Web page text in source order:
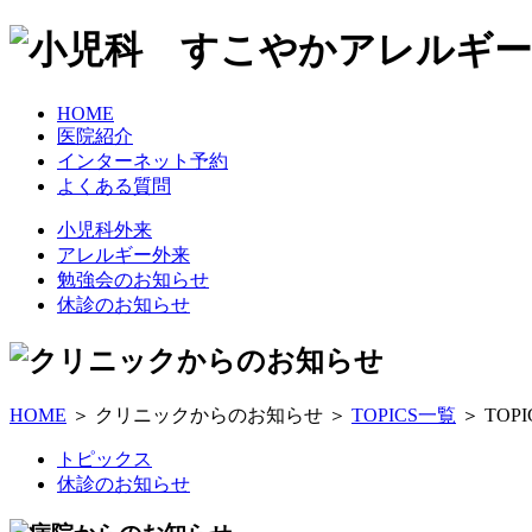
HOME
医院紹介
インターネット予約
よくある質問
小児科外来
アレルギー外来
勉強会のお知らせ
休診のお知らせ
HOME ＞ クリニックからのお知らせ ＞ TOPICS一覧 ＞
トピックス
休診のお知らせ